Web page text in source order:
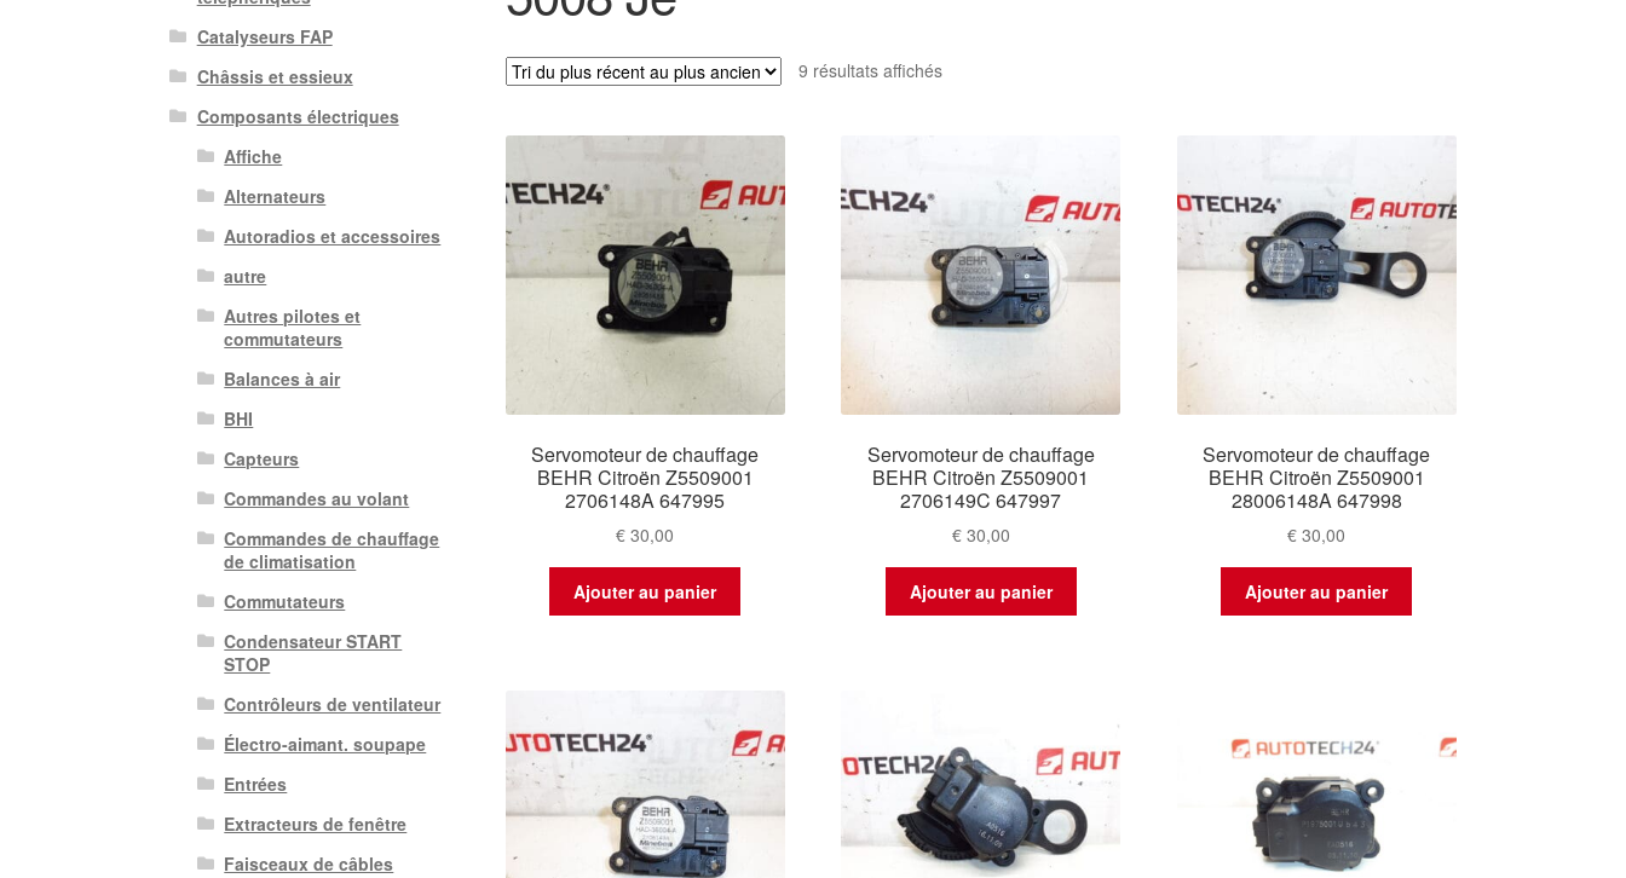
9 résultats affichésTrié
ancien
Servomoteur de chauffage
BEHR Citroën Z5509001
2706148A 647995
€ 30,00
Ajouter au panier
Servomoteur de chauffage
BEHR Citroën Z5509001
2706149C 647997
€30,00
Ajouter au panier
Servomoteur de chauffage
BEHR Citroën Z5509001
28006148A 647998
€ 30,00
Ajouter au panier
Catalyseurs FAP
Châssis et essieux
Composants électriques
Affiche
Alternateurs
Autoradios et accessoires
autre
Autres pilotes et
commutateurs
Balances à air
BHI
Capteurs
Commandes au volant
Commandes de chauffage
de climatisation
Commutateurs
Condensateur START
STOP
Contrôleurs de ventilateur
Électro-aimant. soupape
Entrées
Extracteurs de fenêtre
Faisceaux de câbles